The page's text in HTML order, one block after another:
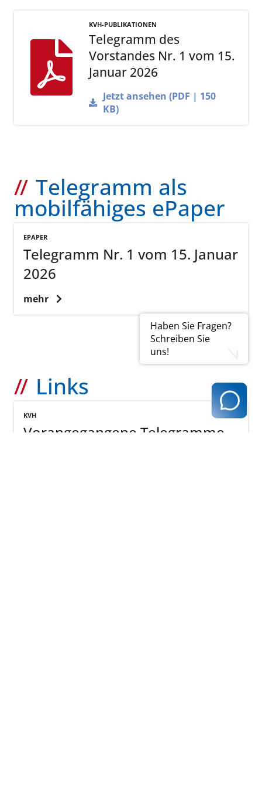
Haben Sie Fragen?
Schreiben Sie
uns!
KVH-PUBLIKATIONEN
Telegramm des
Vorstandes Nr. 1 vom 15.
Januar 2026
Jetzt ansehen (PDF | 150
KB)
Telegramm als
mobilfähiges ePaper
EPAPER
Telegramm Nr. 1 vom 15. Januar
2026
mehr
Links
KVH
Vorangegangene Telegramme